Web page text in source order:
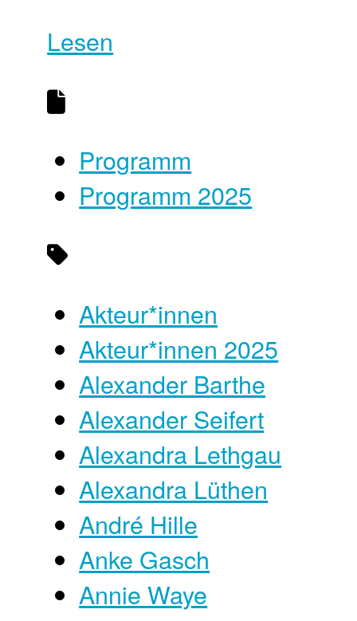
Lesen
Programm
Programm 2025
Akteur*innen
Akteur*innen 2025
Alexander Barthe
Alexander Seifert
Alexandra Lethgau
Alexandra Lüthen
André Hille
Anke Gasch
Annie Waye